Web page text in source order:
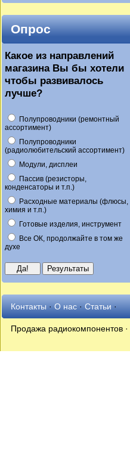
Опрос
Какое из направлений
магазина Вы бы хотели
чтобы развивалось
лучше?
Полупроводники (ремонтный
ассортимент)
Полупроводники
(радиолюбительский ассортимент)
Модули, дисплеи
Пассив (резисторы,
конденсаторы и т.п.)
Расходные материалы (флюсы,
химия и т.п.)
Готовые изделия, инструмент
Все ОК, продолжайте в том же
духе
Контакты·О нас·Статьи·
Продажа радиокомпонентов